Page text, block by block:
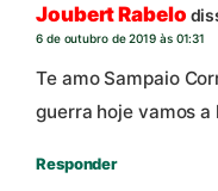
Joubert Rabelo
6 de outubro de 2019 às 01:31
Te amo Sampaio
guerra hoje vamos
Responder